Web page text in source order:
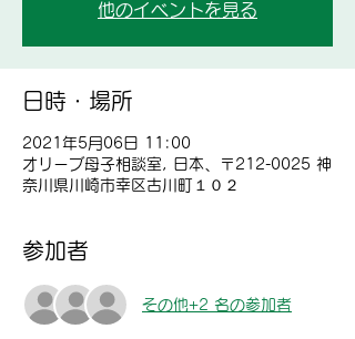
他のイベントを見る
日時・場所
2021年5月06日 11:00
オリーブ母子相談室, 日本、〒212-0025 神
奈川県川崎市幸区古川町１０２
参加者
その他+2 名の参加者